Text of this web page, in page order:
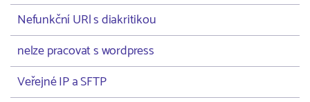
Nefunkční URl s diakritikou
nelze pracovat s wordpress
Veřejné IP a SFTP